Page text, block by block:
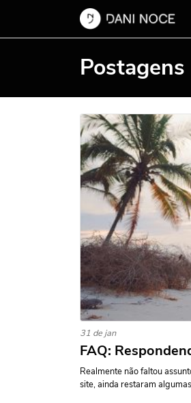
31 de jan
FAQ:
Realmente não faltou
site, ainda restaram